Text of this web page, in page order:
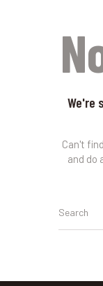
We're
Can't
and do